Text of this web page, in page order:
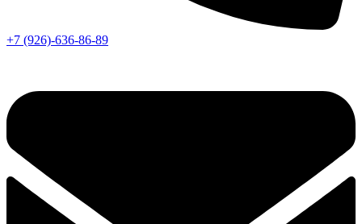
+7 (926)-636-86-89